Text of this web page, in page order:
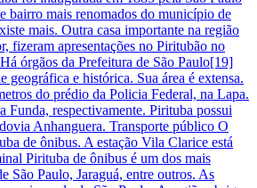
bairro mais renomados do município de
mais. Outra casa importante na região
fizeram apresentações no Piritubão no
órgãos da Prefeitura de São Paulo[19]
e histórica. Sua área é extensa.
do prédio da Policia Federal, na Lapa.
respectivamente. Pirituba possui
Anhanguera. Transporte público O
de ônibus. A estação Vila Clarice está
Pirituba de ônibus é um dos mais
Paulo, Jaraguá, entre outros. As